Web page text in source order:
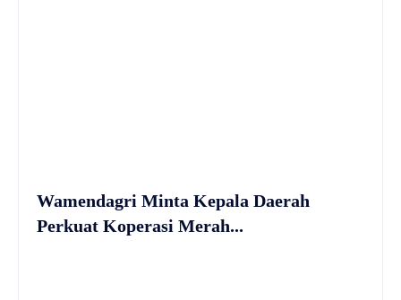
Wamendagri Minta Kepala Daerah
Perkuat Koperasi Merah...